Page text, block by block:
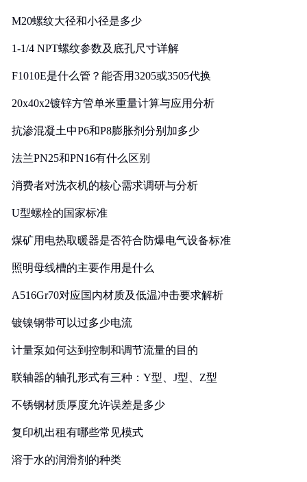
M20螺纹大径和小径是多少
1-1/4 NPT螺纹参数及底孔尺寸详解
F1010E是什么管？能否用3205或3505代换
20x40x2镀锌方管单米重量计算与应用分析
抗渗混凝土中P6和P8膨胀剂分别加多少
法兰PN25和PN16有什么区别
消费者对洗衣机的核心需求调研与分析
U型螺栓的国家标准
煤矿用电热取暖器是否符合防爆电气设备标准
照明母线槽的主要作用是什么
A516Gr70对应国内材质及低温冲击要求解析
镀镍钢带可以过多少电流
计量泵如何达到控制和调节流量的目的
联轴器的轴孔形式有三种：Y型、J型、Z型
不锈钢材质厚度允许误差是多少
复印机出租有哪些常见模式
溶于水的润滑剂的种类